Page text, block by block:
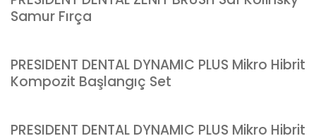
Samur Fırça
PRESIDENT DENTAL DYNAMIC PLUS Mikro Hibrit
Kompozit Başlangıç Set
PRESIDENT DENTAL DYNAMIC PLUS Mikro Hibrit